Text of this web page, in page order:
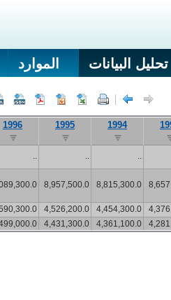
تحليل البيانات الموارد
1994
1995
1996
..
..
..
8,815,300.0
8,957,500.0
4,454,300.0
4,526,200.0
4,361,100.0
4,431,300.0